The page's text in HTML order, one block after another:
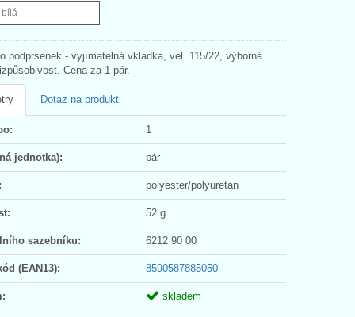
podprsenek - vyjímatelná vkladka, vel. 115/22, výborná
Cena za 1 pár.
Dotaz na produkt
1
jednotka): pár
polyester/polyuretan
52 g
sazebníku: 6212 90 00
(EAN13): 8590587885050
skladem